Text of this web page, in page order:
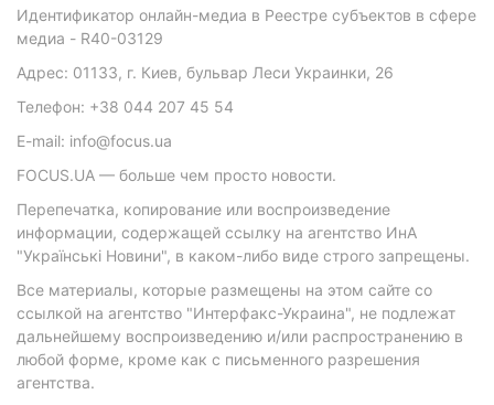
Идентификатор онлайн-медиа в Реестре субъектов в сфере
медиа - R40-03129
Адрес: 01133, г. Киев, бульвар Леси Украинки, 26
Телефон: +38 044 207 45 54
E-mail: info@focus.ua
FOCUS.UA — больше чем просто новости.
Перепечатка, копирование или воспроизведение
информации, содержащей ссылку на агентство ИнА
"Українські Новини", в каком-либо виде строго запрещены.
Все материалы, которые размещены на этом сайте со
ссылкой на агентство "Интерфакс-Украина", не подлежат
дальнейшему воспроизведению и/или распространению в
любой форме, кроме как с письменного разрешения
агентства.